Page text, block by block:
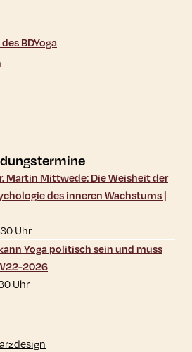
BDYoga
Martin Mittwede: Die Weisheit der
des inneren Wachstums |
Uhr
Yoga politisch sein und muss
2026
Uhr